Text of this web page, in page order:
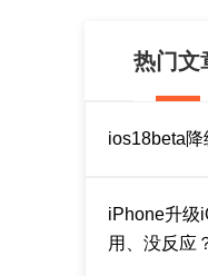
热门文
ios18beta
iPhone升级
用、没反应